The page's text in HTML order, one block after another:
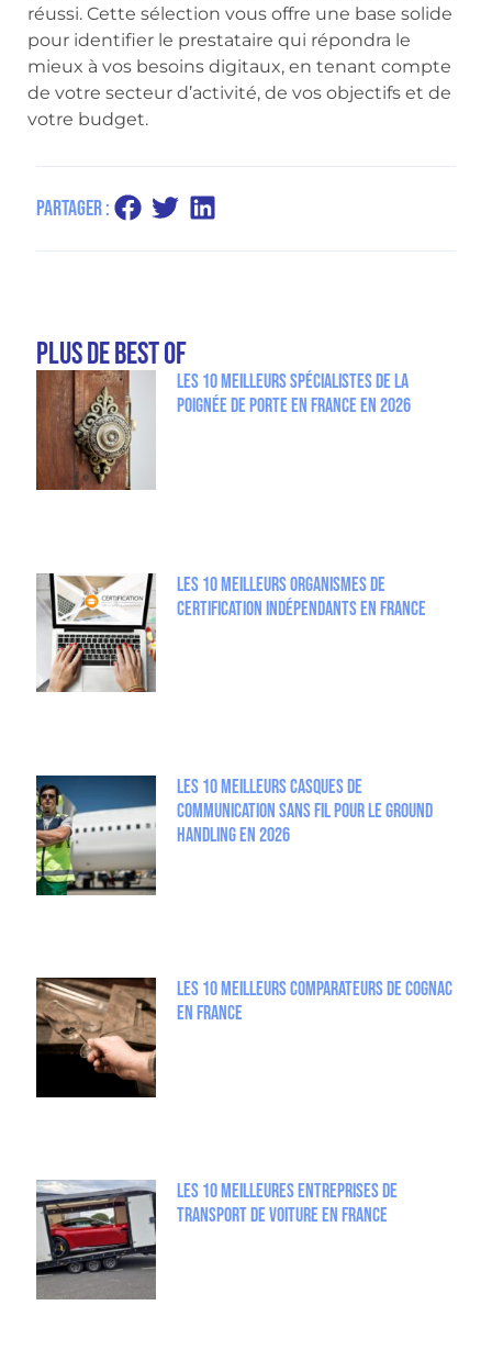
réussi. Cette sélection vous offre une base solide
pour identifier le prestataire qui répondra le
mieux à vos besoins digitaux, en tenant compte
de votre secteur d’activité, de vos objectifs et de
votre budget.
Partager :
plus de Best Of
Les 10 meilleurs spécialistes de la
poignée de porte en France en 2026
Les 10 meilleurs organismes de
certification indépendants en France
Les 10 meilleurs casques de
communication sans fil pour le Ground
Handling en 2026
Les 10 meilleurs comparateurs de Cognac
en France
Les 10 Meilleures entreprises de
Transport de Voiture en France